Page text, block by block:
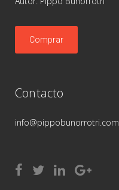
Comprar
Contacto
info@pippobunorrotri.com